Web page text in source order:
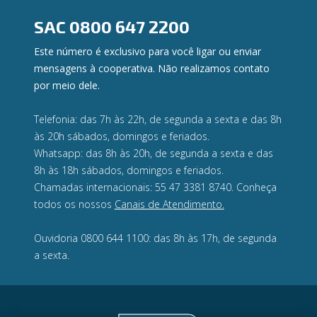
SAC 0800 647 2200
Este número é exclusivo para você ligar ou enviar
mensagens à cooperativa. Não realizamos contato
por meio dele.
Telefonia: das 7h às 22h, de segunda a sexta e das 8h
às 20h sábados, domingos e feriados.
Whatsapp: das 8h às 20h, de segunda a sexta e das
8h às 18h sábados, domingos e feriados.
Chamadas internacionais: 55 47 3381 8740. Conheça
todos os nossos Canais de Atendimento.
Ouvidoria 0800 644 1100: das 8h às 17h, de segunda
a sexta.